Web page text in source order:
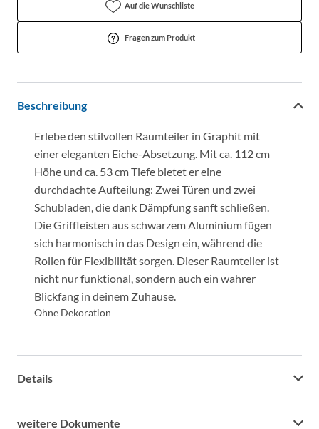
Auf die Wunschliste
Fragen zum Produkt
Beschreibung
Erlebe den stilvollen Raumteiler in Graphit mit
einer eleganten Eiche-Absetzung. Mit ca. 112 cm
Höhe und ca. 53 cm Tiefe bietet er eine
durchdachte Aufteilung: Zwei Türen und zwei
Schubladen, die dank Dämpfung sanft schließen.
Die Griffleisten aus schwarzem Aluminium fügen
sich harmonisch in das Design ein, während die
Rollen für Flexibilität sorgen. Dieser Raumteiler ist
nicht nur funktional, sondern auch ein wahrer
Blickfang in deinem Zuhause.
Ohne Dekoration
Details
weitere Dokumente